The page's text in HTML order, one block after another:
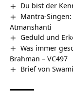
Du bist der
Mantra-
Atmanshanti
Geduld und
Was immer
Brahman – VC497
Brief von